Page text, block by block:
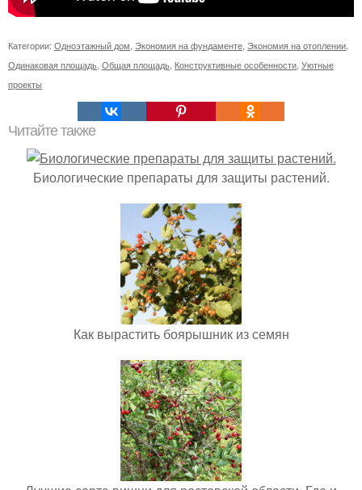
Категории: Одноэтажный дом Экономия на фундаменте Экономия на отоплении
Одинаковая площадь Общая площадь Конструктивные особенности Уютные
проекты
Читайте также
Биологические препараты для защиты растений.
Как вырастить боярышник из семян